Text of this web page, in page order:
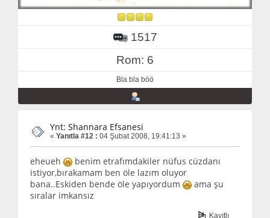
1517
Rom: 6
Bla bla böö
Ynt: Shannara Efsanesi
« Yanıtla #12 : 04 Şubat 2008, 19:41:13 »
eheueh
benim etrafımdakiler nüfus cüzdanı
istiyor,bırakamam ben öle lazım oluyor
bana..Eskiden bende öle yapıyordum
ama şu
sıralar imkansız
Kayıtlı